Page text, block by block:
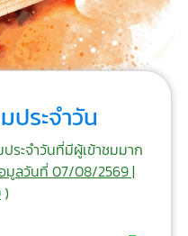
ระจำวัน
ะจำวันที่มีผู้เข้าชมมาก
มูลวันที่ 07/08/2569 |
)